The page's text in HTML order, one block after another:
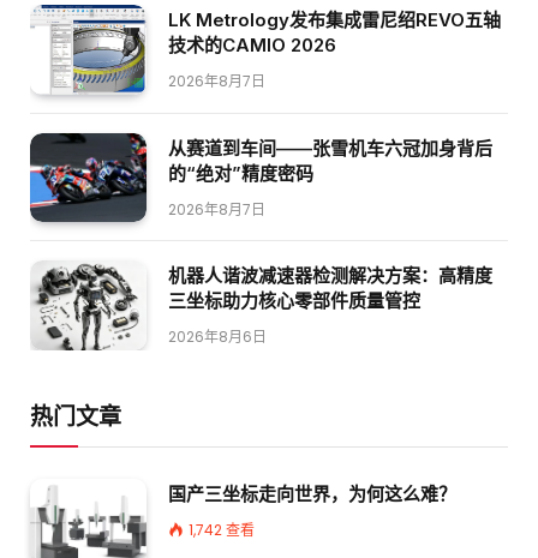
LK Metrology发布集成雷尼绍REVO五轴
技术的CAMIO 2026
2026年8月7日
从赛道到车间——张雪机车六冠加身背后
的“绝对”精度密码
2026年8月7日
机器人谐波减速器检测解决方案：高精度
三坐标助力核心零部件质量管控
2026年8月6日
热门文章
国产三坐标走向世界，为何这么难？
1,742查看